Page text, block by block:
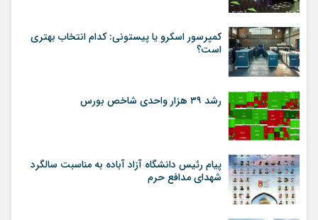
کمپرسور اسکرو یا پیستونی: کدام انتخاب بهتری
است؟
رشد ۳۹ هزار واحدی شاخص بورس
پیام رئیس دانشگاه آزاد آباده به مناسبت سالگرد
شهدای مدافع حرم